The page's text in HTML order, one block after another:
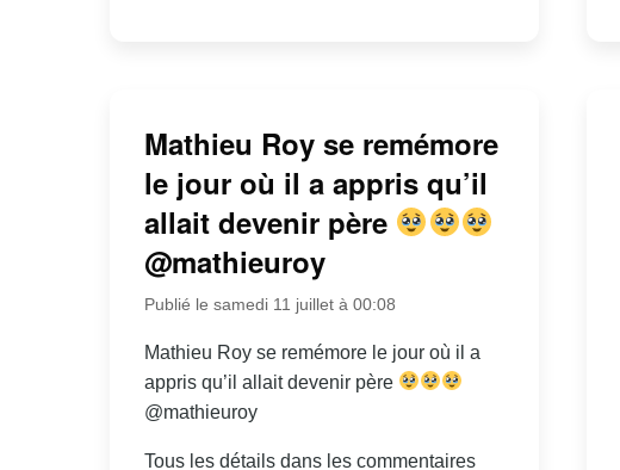
Mathieu Roy se remémore
le jour où il a appris qu’il
allait devenir père
@mathieuroy
Publié le samedi 11 juillet à 00:08
Mathieu Roy se remémore le jour où il a
appris qu’il allait devenir père
@mathieuroy
Tous les détails dans les commentaires